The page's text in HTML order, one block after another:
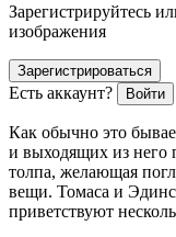
Зарегистрируйтесь
изображения
Зарегистрироваться
Есть аккаунт? Войти
Как обычно это
и выходящих из него
толпа, желающая
вещи. Томаса и
приветствуют